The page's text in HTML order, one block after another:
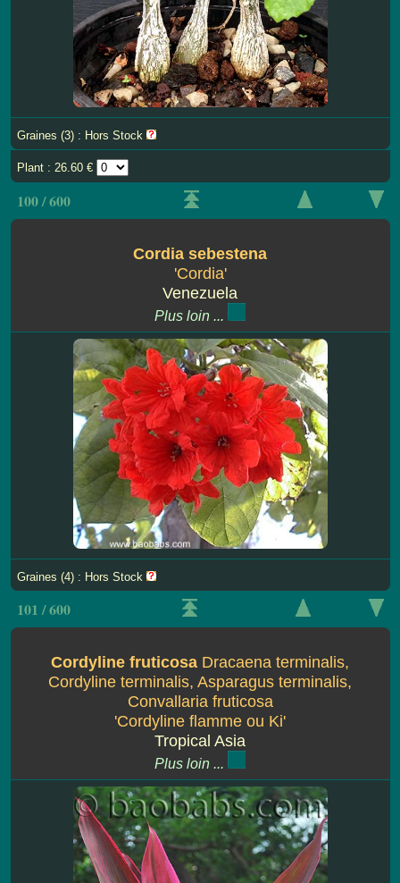
Graines (3) : Hors Stock
Plant : 26.60 €
100 / 600
Cordia sebestena
'Cordia'
Venezuela
Plus loin ...
Graines (4) : Hors Stock
101 / 600
Cordyline fruticosa Dracaena terminalis,
Cordyline terminalis, Asparagus terminalis,
Convallaria fruticosa
'Cordyline flamme ou Ki'
Tropical Asia
Plus loin ...